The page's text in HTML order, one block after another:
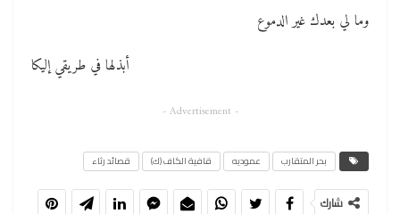
وما لي بعدك غير الدموع
أبذلها في طريقي إليكا
- Advertisement -
بحر المتقارب عموديه قافية الكاف (ك) قصائد رثاء
شارك